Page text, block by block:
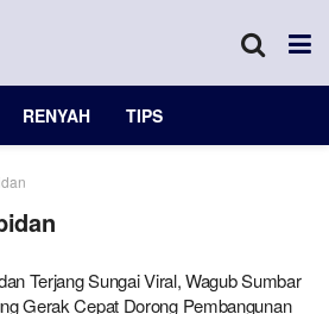
RENYAH TIPS
Terjang Sungai Viral, Wagub Sumbar
Gerak Cepat Dorong Pembangunan